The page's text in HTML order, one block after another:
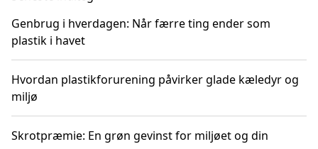
Genbrug i hverdagen: Når færre ting ender som
plastik i havet
Hvordan plastikforurening påvirker glade kæledyr og
miljø
Skrotpræmie: En grøn gevinst for miljøet og din